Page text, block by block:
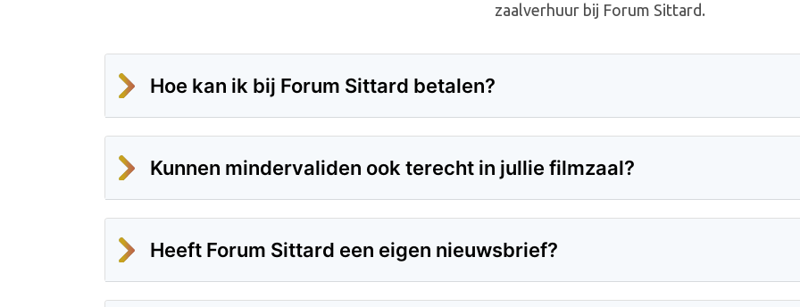
zaalverhuur bij Forum Sittard.
Hoe kan ik bij Forum Sittard betalen?
Kunnen mindervaliden ook terecht in jullie filmzaal?
Heeft Forum Sittard een eigen nieuwsbrief?